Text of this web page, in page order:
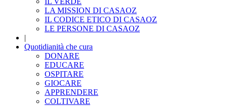
LA MISSION DI CASAOZ
IL CODICE ETICO DI CASAOZ
LE PERSONE DI CASAOZ
|
Quotidianità che cura
DONARE
EDUCARE
OSPITARE
GIOCARE
APPRENDERE
COLTIVARE